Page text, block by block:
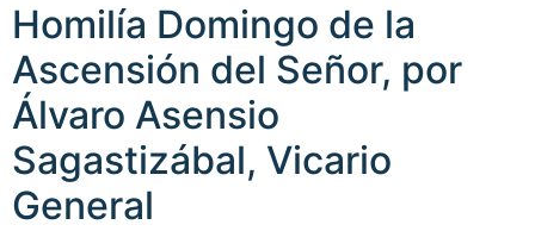
Homilía Domingo de la
Ascensión del Señor, por
Álvaro Asensio
Sagastizábal, Vicario
General